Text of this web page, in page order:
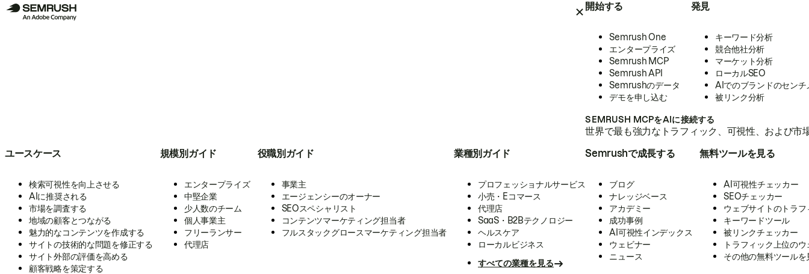
開始する
Semrush One
エンタープライズ
Semrush MCP
Semrush API
Semrushのデータ
デモを申し込む
発見
キーワード分析
競合他社分析
マーケット分析
ローカルSEO
AIでのブランドのセンチ
被リンク分析
SEMRUSH MCPをAIに接続する
世界で最も強力なトラフィック、可視性、および
ユースケース
検索可視性を向上させる
AIに推奨される
市場を調査する
地域の顧客とつながる
魅力的なコンテンツを作成する
サイトの技術的な問題を修正する
サイト外部の評価を高める
顧客戦略を策定する
規模別ガイド
エンタープライズ
中堅企業
少人数のチーム
個人事業主
フリーランサー
代理店
役職別ガイド
事業主
エージェンシーのオーナー
SEOスペシャリスト
コンテンツマーケティング担当者
フルスタックグロースマーケティング担当者
業種別ガイド
プロフェッショナルサービス
小売・Eコマース
代理店
SaaS・B2Bテクノロジー
ヘルスケア
ローカルビジネス
すべての業種を見る
Semrushで成長する
ブログ
ナレッジベース
アカデミー
成功事例
AI可視性インデックス
ウェビナー
ニュース
無料ツールを見る
AI可視性チェッカー
SEOチェッカー
ウェブサイトのトラ
キーワードツール
被リンクチェッカー
トラフィック上位の
その他の無料ツールを